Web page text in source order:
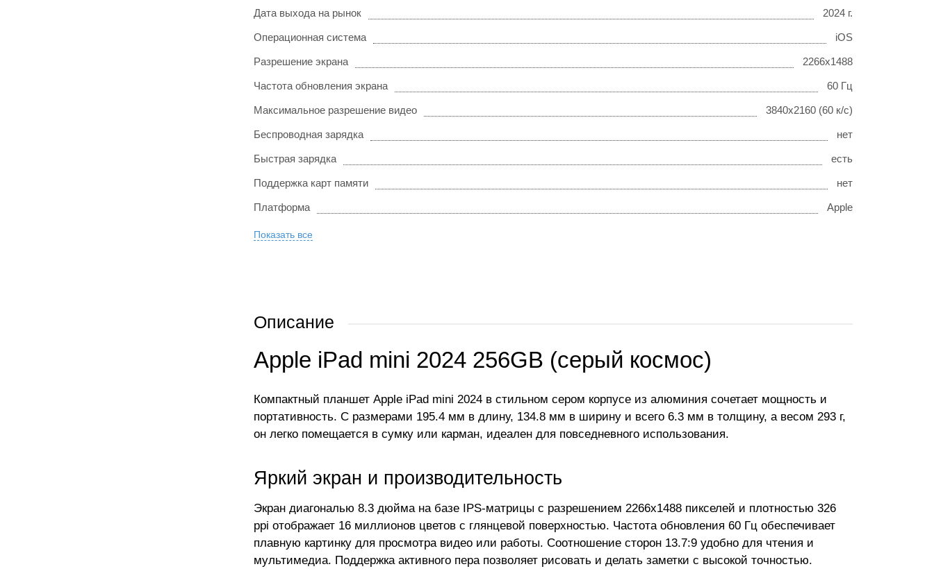
Дата выхода на рынок 2024 г.
Операционная система iOS
Разрешение экрана 2266x1488
Частота обновления экрана 60 Гц
Максимальное разрешение видео 3840x2160 (60 к/с)
Беспроводная зарядка нет
Быстрая зарядка есть
Поддержка карт памяти нет
Платформа Apple
Показать все
Описание
Apple iPad mini 2024 256GB (серый космос)
Компактный планшет Apple iPad mini 2024 в стильном сером корпусе из алюминия сочетает мощность и
портативность. С размерами 195.4 мм в длину, 134.8 мм в ширину и всего 6.3 мм в толщину, а весом 293 г,
он легко помещается в сумку или карман, идеален для повседневного использования.
Яркий экран и производительность
Экран диагональю 8.3 дюйма на базе IPS-матрицы с разрешением 2266x1488 пикселей и плотностью 326
ppi отображает 16 миллионов цветов с глянцевой поверхностью. Частота обновления 60 Гц обеспечивает
плавную картинку для просмотра видео или работы. Соотношение сторон 13.7:9 удобно для чтения и
мультимедиа. Поддержка активного пера позволяет рисовать и делать заметки с высокой точностью.